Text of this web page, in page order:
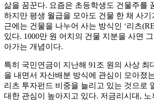
삶을 꿈꾼다. 요즘은 초등학생도 건물주를
하지만 평생 월급을 모아도 건물 한 채 사기
근에는 건물을 나누어 사는 방식인 ‘리츠
있다. 1000만 원 어치의 건물 지분을 사면
아가는 개념이다.
특히 국민연금이 지난해 91조 원의 사상 최
을 내면서 자산배분 방식에 관심이 모아졌
리츠 투자펀드 비중을 늘리고 있는 것으로
대한 관심이 높아지고 있다. 저금리시대,